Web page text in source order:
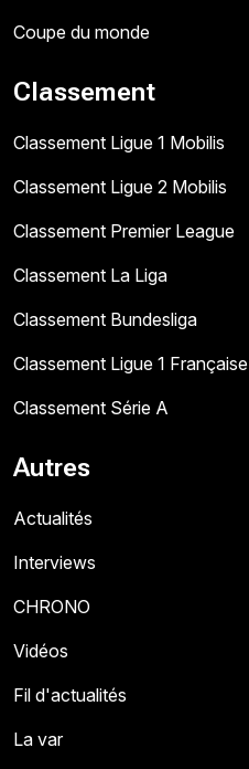
Coupe du monde
Classement
Classement Ligue 1 Mobilis
Classement Ligue 2 Mobilis
Classement Premier League
Classement La Liga
Classement Bundesliga
Classement Ligue 1 Française
Classement Série A
Autres
Actualités
Interviews
CHRONO
Vidéos
Fil d'actualités
La var